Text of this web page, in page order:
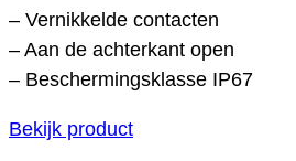
– Vernikkelde contacten
– Aan de achterkant open
– Beschermingsklasse IP67
Bekijk product